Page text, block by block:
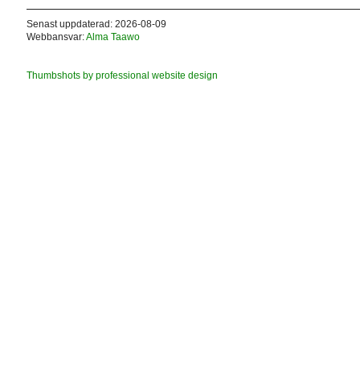
Senast uppdaterad: 2026-08-09
Webbansvar:Alma Taawo
Thumbshots by professional website design